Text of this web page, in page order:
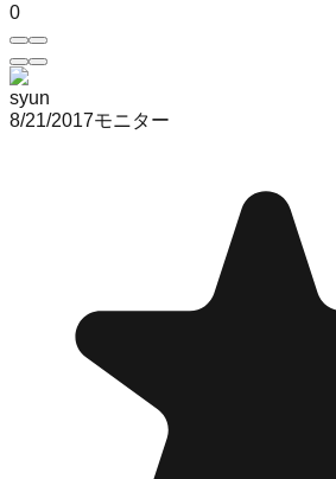
0
syun
8/21/2017モニター